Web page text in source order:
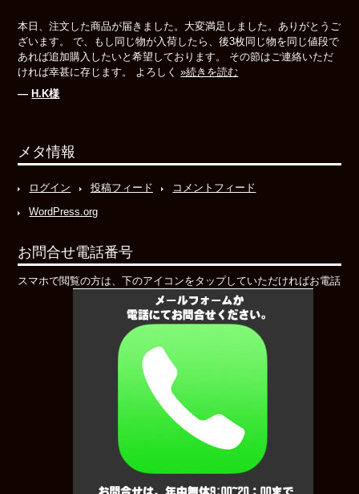
本日、注文した商品が届きました。大変満足しました。ありがとうご
ざいます。 で、もし同じ物が入荷したら、後3枚同じ物を同じ値段で
あれば追加購入したいと希望しております。 その節はご連絡いただ
ければ幸甚に存じます。 よろしく»続きを読む
― H.K様
メタ情報
ログイン 投稿フィード
コメントフィード
WordPress.org
お問合せ電話番号
スマホで閲覧の方は、下のアイコンをタップしていただければお電話